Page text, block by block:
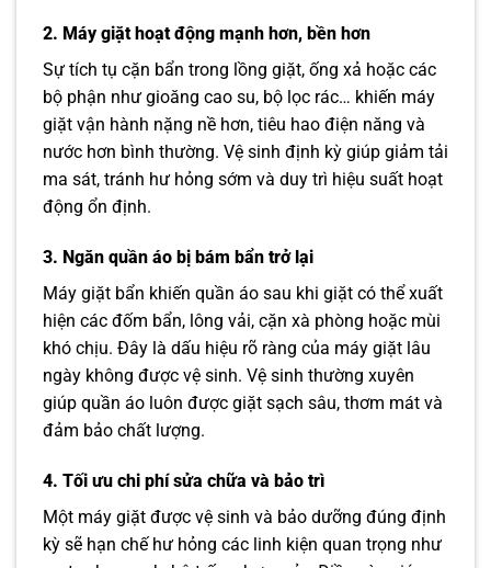
2. Máy giặt hoạt động mạnh hơn, bền hơn
Sự tích tụ cặn bẩn trong lồng giặt, ống xả hoặc các
bộ phận như gioăng cao su, bộ lọc rác… khiến máy
giặt vận hành nặng nề hơn, tiêu hao điện năng và
nước hơn bình thường. Vệ sinh định kỳ giúp giảm tải
ma sát, tránh hư hỏng sớm và duy trì hiệu suất hoạt
động ổn định.
3. Ngăn quần áo bị bám bẩn trở lại
Máy giặt bẩn khiến quần áo sau khi giặt có thể xuất
hiện các đốm bẩn, lông vải, cặn xà phòng hoặc mùi
khó chịu. Đây là dấu hiệu rõ ràng của máy giặt lâu
ngày không được vệ sinh. Vệ sinh thường xuyên
giúp quần áo luôn được giặt sạch sâu, thơm mát và
đảm bảo chất lượng.
4. Tối ưu chi phí sửa chữa và bảo trì
Một máy giặt được vệ sinh và bảo dưỡng đúng định
kỳ sẽ hạn chế hư hỏng các linh kiện quan trọng như